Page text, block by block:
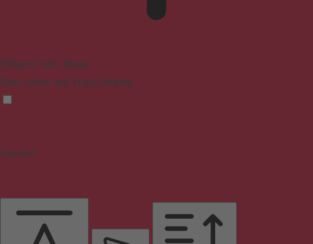
Epilepsy Safe Mode
Dims colors and stops blinking
Content